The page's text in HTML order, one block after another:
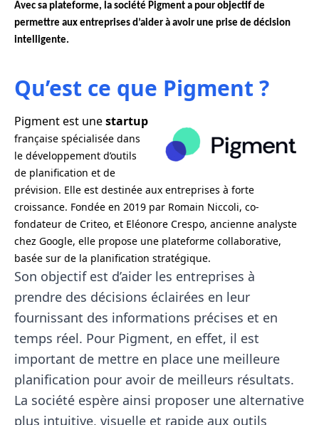
Avec sa plateforme, la société Pigment a pour objectif de
permettre aux entreprises d’aider à avoir une prise de décision
intelligente.
Qu’est ce que Pigment ?
Pigment est unestartup
française spécialisée dans
le développement d’outils
de planification et de
prévision. Elle est destinée aux entreprises à forte
croissance. Fondée en 2019 par Romain Niccoli, co-
fondateur de Criteo, et Eléonore Crespo, ancienne analyste
chez Google, elle propose une plateforme collaborative,
basée sur de la planification stratégique.
Son objectif est d’aider les entreprises à
prendre des décisions éclairées en leur
fournissant des informations précises et en
temps réel. Pour Pigment, en effet, il est
important de mettre en place une meilleure
planification pour avoir de meilleurs résultats.
La société espère ainsi proposer une alternative
plus intuitive, visuelle et rapide aux outils